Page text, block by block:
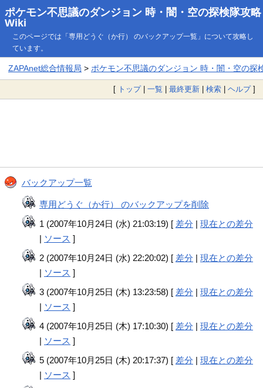
ポケモン不思議のダンジョン 時・闇・空の探検隊攻略
Wiki
このページでは「専用どうぐ（か行） のバックアップ一覧」について攻略し
ています。
ZAPAnet総合情報局 > ポケモン不思議のダンジョン 時・闇・空の探
[ トップ| 一覧 | 最終更新 | 検索 | ヘルプ]
バックアップ一覧
専用どうぐ（か行） のバックアップを削除
1 (2007年10月24日 (水) 21:03:19) [ 差分 |現在との差分
| ソース ]
2 (2007年10月24日 (水) 22:20:02) [ 差分 |現在との差分
| ソース ]
3 (2007年10月25日 (木) 13:23:58) [ 差分 |現在との差分
| ソース ]
4 (2007年10月25日 (木) 17:10:30) [ 差分 |現在との差分
| ソース ]
5 (2007年10月25日 (木) 20:17:37) [ 差分 |現在との差分
| ソース ]